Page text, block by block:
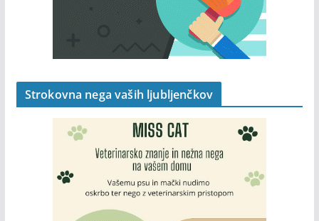
Strokovna nega vaših ljubljenčkov